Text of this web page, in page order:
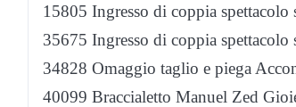
15805 Ingresso di coppia spettacolo
35675 Ingresso di coppia spettacolo
34828 Omaggio taglio e piega
40099 Braccialetto Manuel Zed